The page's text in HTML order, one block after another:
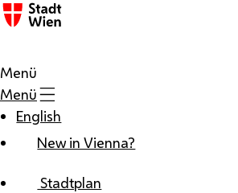
Zum Inhalt
Menü
Menü
English
New in Vienna?
Stadtplan